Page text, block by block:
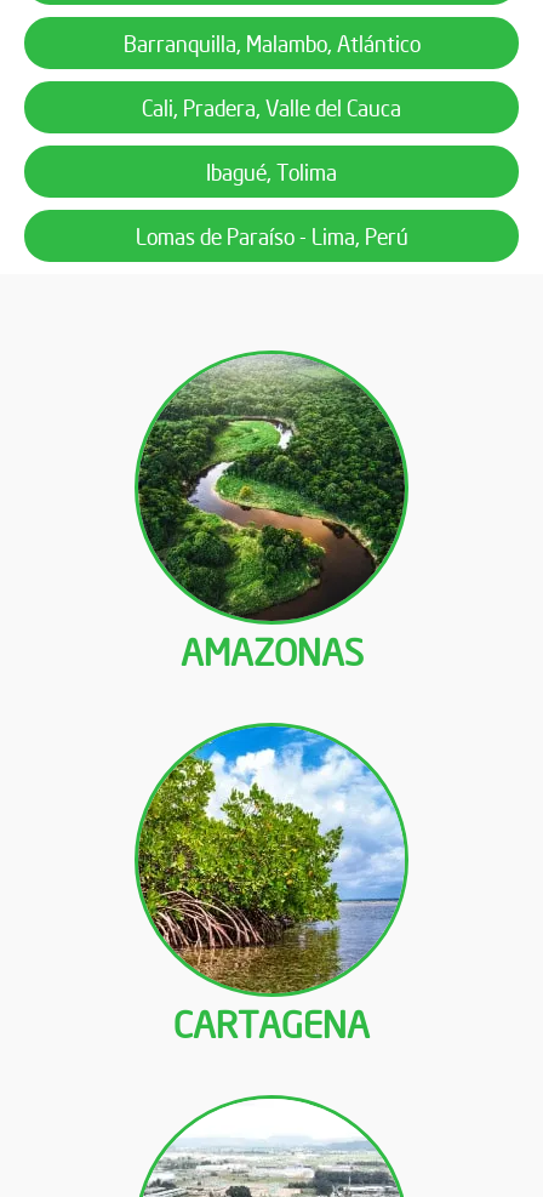
Barranquilla, Malambo, Atlántico
Cali, Pradera, Valle del Cauca
Ibagué, Tolima
Lomas de Paraíso - Lima, Perú
AMAZONAS
CARTAGENA